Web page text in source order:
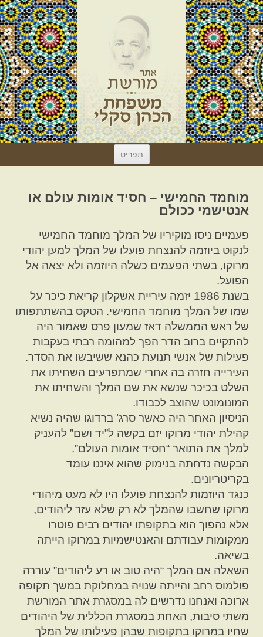
תפריט
מוחמד החמישי – חסיד אומות עולם או
אנטישמי ככולם
פעמיים ניסו מוקיריו של המלך מוחמד החמישי
לנקוט ביוזמה להנצחת פועלו של המלך למען יהודי
מרוקו, בשתי הפעמים כשלה היוזמה ולא יצאה אל
הפועל.
בשנת 1986 יזמה עיריית אשקלון קריאת כיכר על
שמו של המלך מוחמד החמישי. הטקס בהשתתפותו
של ראש הממשלה דאז שמעון פרס שאמור היה
להתקיים ברוב הדר הפך למהומה רבתי בעקבות
פעילות של אנשי תנועת כהנא ששיבשו את הסדר.
העירייה חזרה בה אחרי שמתפרעים השחיתו את
השלט בכיכר שנשא את שם המלך והשחיתו את
המונומונט שהוצב לכבודו.
הניסיון האחר היה כאשר סרג’ ברדוגו שהיה נשיא
קהילת יהודי מרוקו יזם בקשה ל”יד ושם” להעניק
למלך את התואר “חסיד אומות העולם”.
הבקשה נדחתה בנימוק שהוא איננו עומד
בקריטריונים.
כנגד היוזמות להנצחת פועלו היו לא מעט מיהודי
מרוקו שחשבו שהמלך לא רק שלא עזר ליהודים,
אלא נהפוך הוא בתקופתו יהודים רבים פוטרו
ממקומות עבודתם והאנטישמיות במרוקו הייתה
בשיאה.
השאלה אם המלך “היה טוב או רע ליהודים” עוררה
פולמוס רחב והייתה שנויה במחלוקת במשך תקופה
ארוכה ואנחנו נדרשים לה במסגרת אתר המורשת
משתי סיבות, האחת במסגרת הכללית של היהודים
שחיו במרוקו בתקופות שבהן פעילותו של המלך